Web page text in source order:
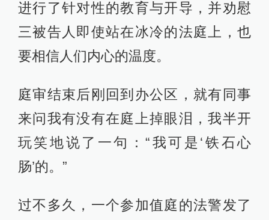
进行了针对性的教育与开导，并劝慰
三被告人即使站在冰冷的法庭上，也
要相信人们内心的温度。
庭审结束后刚回到办公区，就有同事
来问我有没有在庭上掉眼泪，我半开
玩笑地说了一句：“我可是‘铁石心
肠’的。”
过不多久，一个参加值庭的法警发了